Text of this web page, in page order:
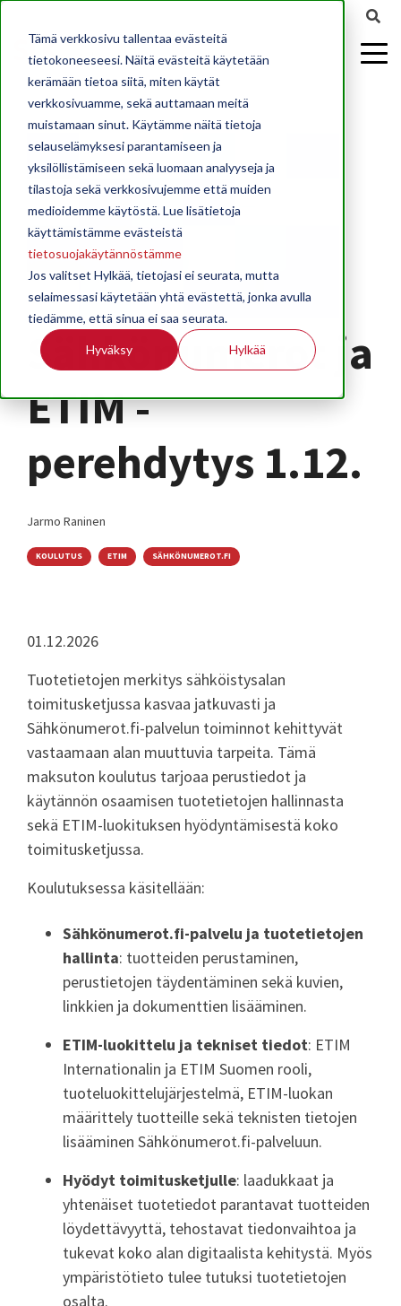
Tämä verkkosivu tallentaa evästeitä
tietokoneeseesi. Näitä evästeitä käytetään
kerämään tietoa siitä, miten käytät
verkkosivuamme, sekä auttamaan meitä
muistamaan sinut. Käytämme näitä tietoja
selauselämyksesi parantamiseen ja
yksilöllistämiseen sekä luomaan analyyseja ja
tilastoja sekä verkkosivujemme että muiden
medioidemme käytöstä. Lue lisätietoja
käyttämistämme evästeistä
tietosuojakäytännöstämme
Jos valitset Hylkää, tietojasi ei seurata, mutta
selaimessasi käytetään yhtä evästettä, jonka avulla
tiedämme, että sinua ei saa seurata.
Hyväksy Hylkää
2026-12-01 00:00:00
Sähkönumerot ja
ETIM -
perehdytys 1.12.
Jarmo Raninen
KOULUTUS ETIM SÄHKÖNUMEROT.FI
01.12.2026
Tuotetietojen merkitys sähköistysalan
toimitusketjussa kasvaa jatkuvasti ja
Sähkönumerot.fi-palvelun toiminnot kehittyvät
vastaamaan alan muuttuvia tarpeita. Tämä
maksuton koulutus tarjoaa perustiedot ja
käytännön osaamisen tuotetietojen hallinnasta
sekä ETIM-luokituksen hyödyntämisestä koko
toimitusketjussa.
Koulutuksessa käsitellään:
Sähkönumerot.fi-palvelu ja tuotetietojen
hallinta: tuotteiden perustaminen,
perustietojen täydentäminen sekä kuvien,
linkkien ja dokumenttien lisääminen.
ETIM-luokittelu ja tekniset tiedot: ETIM
Internationalin ja ETIM Suomen rooli,
tuoteluokittelujärjestelmä, ETIM-luokan
määrittely tuotteille sekä teknisten tietojen
lisääminen Sähkönumerot.fi-palveluun.
Hyödyt toimitusketjulle: laadukkaat ja
yhtenäiset tuotetiedot parantavat tuotteiden
löydettävyyttä, tehostavat tiedonvaihtoa ja
tukevat koko alan digitaalista kehitystä. Myös
ympäristötieto tulee tutuksi tuotetietojen
osalta.